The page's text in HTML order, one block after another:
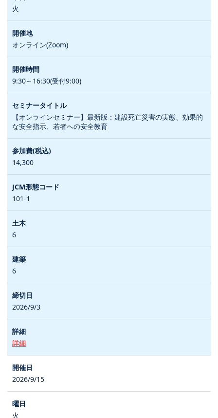
火
オンライン(Zoom)
9:30～16:30(受付9:00)
【オンラインセミナー】最新版：建設死亡災害の実態、効果的
な安全指示、若者への安全教育
14,300
101-1
6
6
2026/9/3
詳細
2026/9/15
火